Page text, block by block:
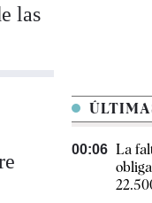
las
00:06 La